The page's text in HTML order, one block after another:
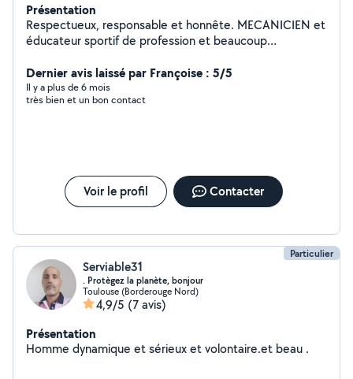
Présentation
Respectueux, responsable et honnête. MECANICIEN et
éducateur sportif de profession et beaucoup
Dernier avis laissé par Françoise : 5/5
Il y a plus de 6 mois
très bien et un bon contact
Voir le profil Contacter
Particulier
Serviable31
. Protègez la planète, bonjour
Toulouse (Borderouge Nord)
4,9/5 (7 avis)
Présentation
Homme dynamique et sérieux et volontaire.et beau .